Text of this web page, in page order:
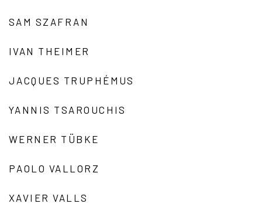
SAM SZAFRAN
IVAN THEIMER
JACQUES TRUPHÉMUS
YANNIS TSAROUCHIS
WERNER TÜBKE
PAOLO VALLORZ
XAVIER VALLS